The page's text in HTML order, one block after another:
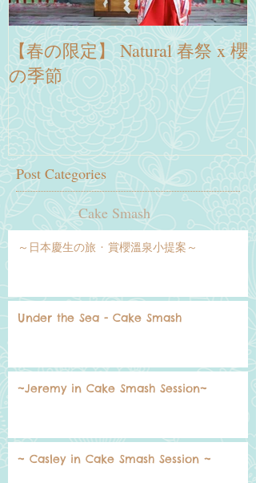
【春の限定】 Natural 春祭 x 櫻
の季節
Post Categories
Cake Smash
～日本慶生の旅 · 賞櫻溫泉小提案～
Under the Sea - Cake Smash
~Jeremy in Cake Smash Session~
~ Casley in Cake Smash Session ~